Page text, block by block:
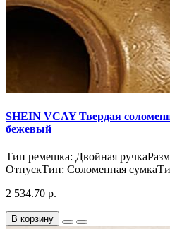
SHEIN VCAY Твердая
бежевый
Тип ремешка: Двойная
ОтпускТип: Соломенная
2 534.70 р.
В корзину